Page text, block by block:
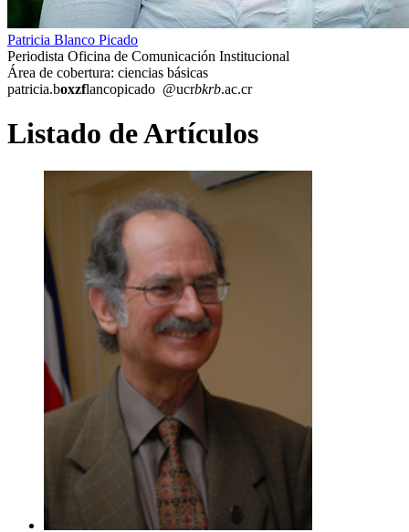
Patricia Blanco Picado
Periodista Oficina de Comunicación Institucional
Área de cobertura: ciencias básicas
patricia.boxzflancopicado @ucrbkrb.ac.cr
Listado de Artículos